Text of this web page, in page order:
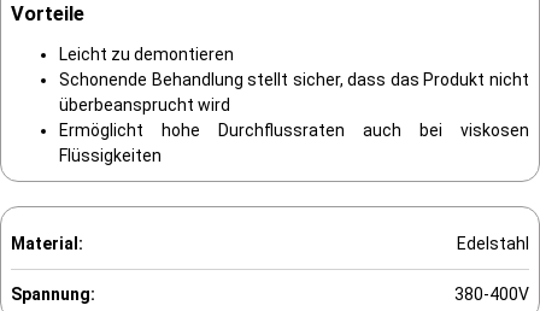
Vorteile
Leicht zu demontieren
Schonende Behandlung stellt sicher, dass das Produkt nicht
überbeansprucht wird
Ermöglicht hohe Durchflussraten auch bei viskosen
Flüssigkeiten
Material: Edelstahl
Spannung: 380-400V